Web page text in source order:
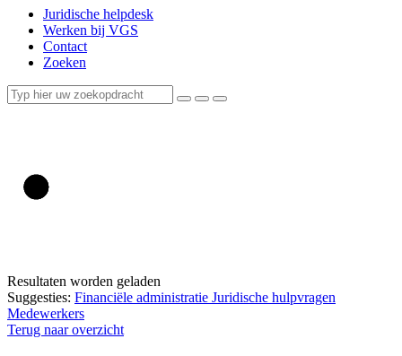
Juridische helpdesk
Werken bij VGS
Contact
Zoeken
Resultaten worden geladen
Suggesties: Financiële administratie Juridische hulpvragen
Medewerkers
Terug naar overzicht